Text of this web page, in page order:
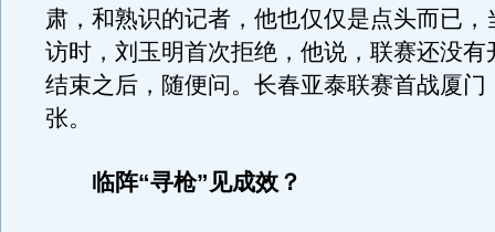
肃，和熟识的记者，他也仅仅是点头而已，
访时，刘玉明首次拒绝，他说，联赛还没有
结束之后，随便问。长春亚泰联赛首战厦门
张。
临阵“寻枪”见成效？